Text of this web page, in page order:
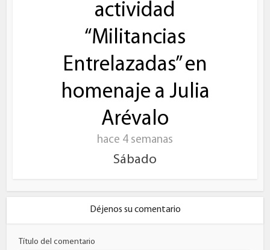
actividad
“Militancias
Entrelazadas” en
homenaje a Julia
Arévalo
hace 4 semanas
Sábado
Déjenos su comentario
Título del comentario